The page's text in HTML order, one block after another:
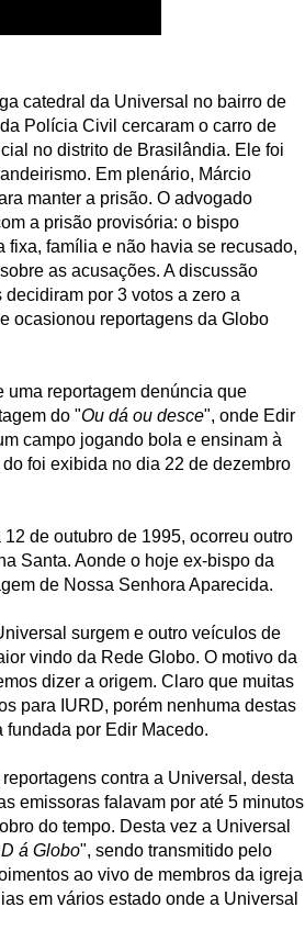
catedral da Universal no bairro de
Polícia Civil cercaram o carro de
no distrito de Brasilândia. Ele foi
Em plenário, Márcio
manter a prisão. O advogado
a prisão provisória: o bispo
fixa, família e não havia se recusado,
as acusações. A discussão
por 3 votos a zero a
ocasionou reportagens da Globo
uma reportagem denúncia que
do "Ou dá ou desce", onde Edir
campo jogando bola e ensinam à
foi exibida no dia 22 de dezembro
de outubro de 1995, ocorreu outro
Santa. Aonde o hoje ex-bispo da
de Nossa Senhora Aparecida.
surgem e outro veículos de
vindo da Rede Globo. O motivo da
dizer a origem. Claro que muitas
para IURD, porém nenhuma destas
por Edir Macedo.
contra a Universal, desta
emissoras falavam por até 5 minutos
do tempo. Desta vez a Universal
á Globo", sendo transmitido pelo
ao vivo de membros da igreja
em vários estado onde a Universal